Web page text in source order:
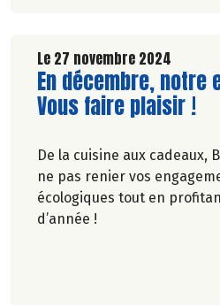
Découvrez celui de
Le 27 novembre 2024
Lire la suite de
En décembre, notre
Vous faire plaisir !
De la cuisine aux cadeaux,
ne pas renier vos
écologiques tout en
d’année !